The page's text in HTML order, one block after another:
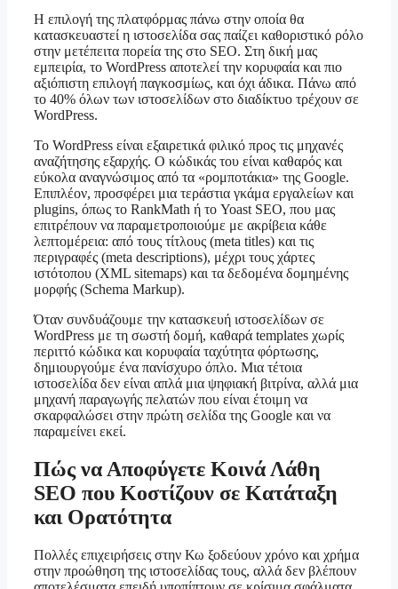
Η επιλογή της πλατφόρμας πάνω στην οποία θα
κατασκευαστεί η ιστοσελίδα σας παίζει καθοριστικό ρόλο
στην μετέπειτα πορεία της στο SEO. Στη δική μας
εμπειρία, το WordPress αποτελεί την κορυφαία και πιο
αξιόπιστη επιλογή παγκοσμίως, και όχι άδικα. Πάνω από
το 40% όλων των ιστοσελίδων στο διαδίκτυο τρέχουν σε
WordPress.
Το WordPress είναι εξαιρετικά φιλικό προς τις μηχανές
αναζήτησης εξαρχής. Ο κώδικάς του είναι καθαρός και
εύκολα αναγνώσιμος από τα «ρομποτάκια» της Google.
Επιπλέον, προσφέρει μια τεράστια γκάμα εργαλείων και
plugins, όπως το RankMath ή το Yoast SEO, που μας
επιτρέπουν να παραμετροποιούμε με ακρίβεια κάθε
λεπτομέρεια: από τους τίτλους (meta titles) και τις
περιγραφές (meta descriptions), μέχρι τους χάρτες
ιστότοπου (XML sitemaps) και τα δεδομένα δομημένης
μορφής (Schema Markup).
Όταν συνδυάζουμε την κατασκευή ιστοσελίδων σε
WordPress με τη σωστή δομή, καθαρά templates χωρίς
περιττό κώδικα και κορυφαία ταχύτητα φόρτωσης,
δημιουργούμε ένα πανίσχυρο όπλο. Μια τέτοια
ιστοσελίδα δεν είναι απλά μια ψηφιακή βιτρίνα, αλλά μια
μηχανή παραγωγής πελατών που είναι έτοιμη να
σκαρφαλώσει στην πρώτη σελίδα της Google και να
παραμείνει εκεί.
Πώς να Αποφύγετε Κοινά Λάθη
SEO που Κοστίζουν σε Κατάταξη
και Ορατότητα
Πολλές επιχειρήσεις στην Κω ξοδεύουν χρόνο και χρήμα
στην προώθηση της ιστοσελίδας τους, αλλά δεν βλέπουν